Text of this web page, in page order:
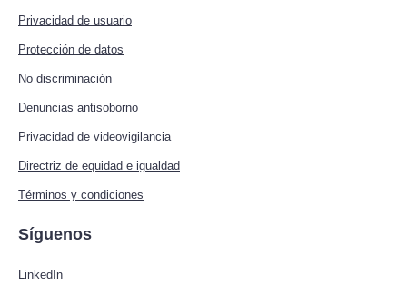
Privacidad de usuario
Protección de datos
No discriminación
Denuncias antisoborno
Privacidad de videovigilancia
Directriz de equidad e igualdad
Términos y condiciones
Síguenos
LinkedIn